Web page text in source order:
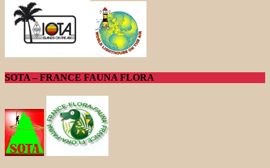
SOTA – FRANCE FAUNA FLORA